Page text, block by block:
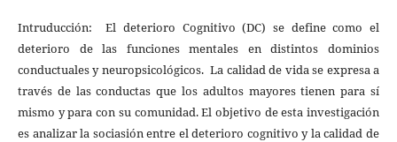
Intruducción: El deterioro Cognitivo (DC) se define como el
deterioro de las funciones mentales en distintos dominios
conductuales y neuropsicológicos. La calidad de vida se expresa a
través de las conductas que los adultos mayores tienen para sí
mismo y para con su comunidad. El objetivo de esta investigación
es analizar la sociasión entre el deterioro cognitivo y la calidad de